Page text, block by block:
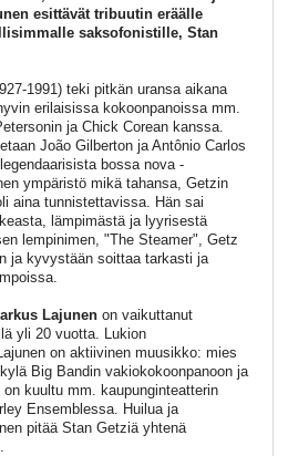
esittävät tribuutin eräälle
saksofonistille, Stan
1991) teki pitkän uransa aikana
erilaisissa kokoonpanoissa mm.
ja Chick Corean kanssa.
João Gilberton ja Antônio Carlos
bossa nova -
ympäristö mikä tahansa, Getzin
aina tunnistettavissa. Hän sai
lämpimästä ja lyyrisestä
lempinimen, "The Steamer", Getz
ja kyvystään soittaa tarkasti ja
Lajunenon vaikuttanut
yli 20 vuotta. Lukion
on aktiivinen muusikko: mies
Big Bandin vakiokokoonpanoon ja
kuultu mm. kaupunginteatterin
Ensemblessa. Huilua ja
pitää Stan Getziä yhtenä